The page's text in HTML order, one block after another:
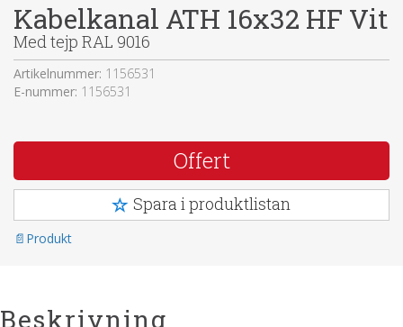
Kabelkanal ATH 16x32 HF Vit
Med tejp RAL 9016
Artikelnummer: 1156531
E-nummer: 1156531
Offert
Spara i produktlistan
Produkt
Beskrivning